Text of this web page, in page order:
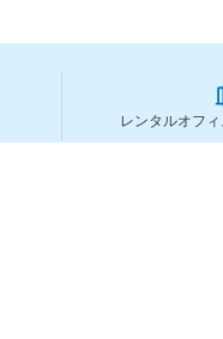
レンタルオフ